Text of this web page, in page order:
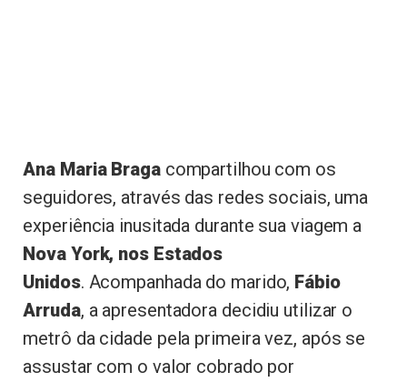
Ana Maria Bragacompartilhou com os
seguidores, através das redes sociais, uma
experiência inusitada durante sua viagem a
Nova York, nos Estados
Unidos. Acompanhada do marido, Fábio
Arruda, a apresentadora decidiu utilizar o
metrô da cidade pela primeira vez, após se
assustar com o valor cobrado por